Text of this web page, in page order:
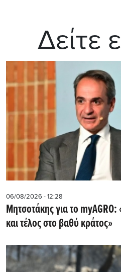
Δείτε
06/08/2026 - 12:28
Μητσοτάκης για το
και τέλος στο βαθύ κράτος»